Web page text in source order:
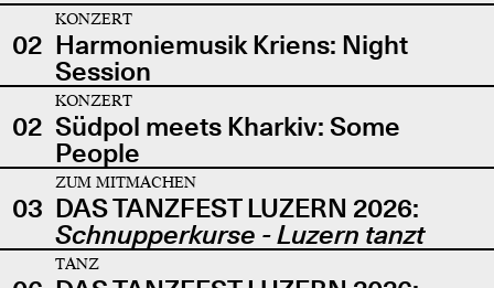
02
KONZERT
Harmoniemusik Kriens: Night
Session
02
KONZERT
Südpol meets Kharkiv: Some
People
03
ZUM MITMACHEN
DAS TANZFEST LUZERN 2026:
Schnupperkurse - Luzern tanzt
TANZ